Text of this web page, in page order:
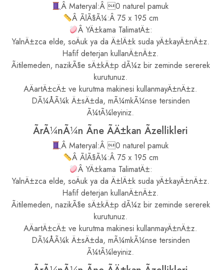
Â Materyal:Â 0 naturel pamuk
Â ÃlÃ§Ã¼:Â 75 x 195 cm
Â YÄ±kama TalimatÄ±:
YalnÄ±zca elde, soÄuk ya da Ä±lÄ±k suda yÄ±kayÄ±nÄ±z.
Hafif deterjan kullanÄ±nÄ±z.
Ãitilemeden, nazikÃ§e sÄ±kÄ±p dÃ¼z bir zeminde sererek
kurutunuz.
AÄartÄ±cÄ± ve kurutma makinesi kullanmayÄ±nÄ±z.
DÃ¼ÅÃ¼k Ä±sÄ±da, mÃ¼mkÃ¼nse tersinden
Ã¼tÃ¼leyiniz.
ÃrÃ¼nÃ¼n Ãne ÃÄ±kan Ãzellikleri
Â Materyal:Â 0 naturel pamuk
Â ÃlÃ§Ã¼:Â 75 x 195 cm
Â YÄ±kama TalimatÄ±:
YalnÄ±zca elde, soÄuk ya da Ä±lÄ±k suda yÄ±kayÄ±nÄ±z.
Hafif deterjan kullanÄ±nÄ±z.
Ãitilemeden, nazikÃ§e sÄ±kÄ±p dÃ¼z bir zeminde sererek
kurutunuz.
AÄartÄ±cÄ± ve kurutma makinesi kullanmayÄ±nÄ±z.
DÃ¼ÅÃ¼k Ä±sÄ±da, mÃ¼mkÃ¼nse tersinden
Ã¼tÃ¼leyiniz.